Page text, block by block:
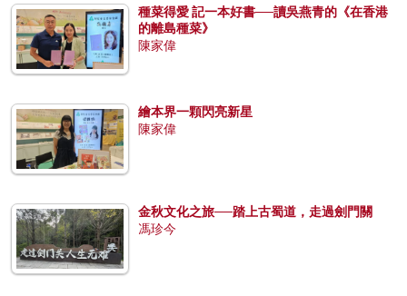
種菜得愛 記一本好書──讀吳燕青的《在香港
的離島種菜》
陳家偉
繪本界一顆閃亮新星
陳家偉
金秋文化之旅──踏上古蜀道，走過劍門關
馮珍今